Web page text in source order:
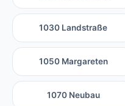
1030 Landstraße
1050 Margareten
1070 Neubau